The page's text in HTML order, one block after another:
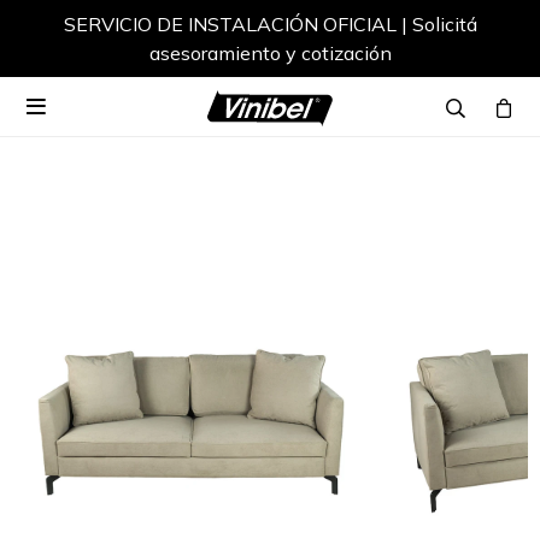
SERVICIO DE INSTALACIÓN OFICIAL | Solicitá
asesoramiento y cotización
